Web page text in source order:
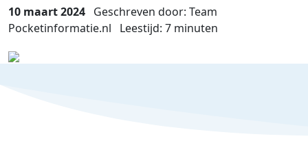
10 maart 2024 Geschreven door: Team
Pocketinformatie.nl Leestijd: 7 minuten